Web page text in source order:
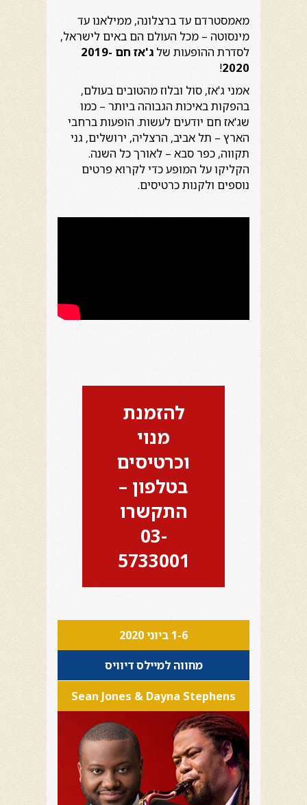
מאמסטרדם עד ברצלונה, ממילאנו עד
מינסוטה – מכל העולם הם באים לישראל,
לסדרת ההופעות של
ג'אז חם 2019-
2020
!
אמני ג'אז, סול ובלוז מהטובים בעולם,
בהפקות באיכות הגבוהה ביותר – כמו
שג'אז חם יודעים לעשות. הופעות ברחבי
הארץ – תל אביב, הרצליה, ירושלים, גני
תקווה, כפר סבא – לאורך כל השנה.
הקליקו על המופע כדי לקרוא פרטים
נוספים ולקנות כרטיסים.
להזמנת
מנוי
וכרטיסים
בטלפון –
התקשרו
03-
5733001
1-6 ביוני 2020
מחווה למיילס דיוויס
Sean Jones & Dayna Stephens